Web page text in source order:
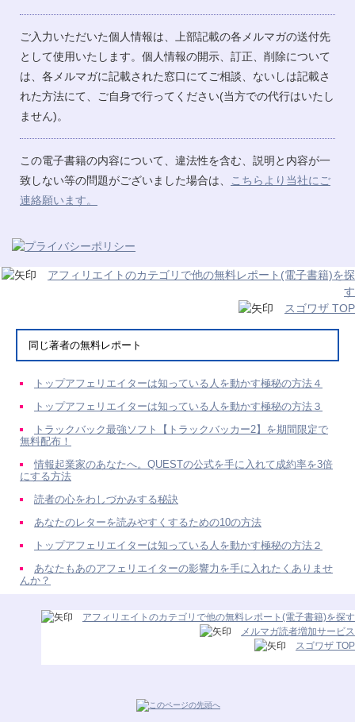
ご入力いただいた個人情報は、上部記載の各メルマガの送付先
として使用いたします。個人情報の開示、訂正、削除について
は、各メルマガに記載された窓口にてご相談、ないしは記載さ
れた方法にて、ご自身で行ってください(当方での代行はいたし
ません)。
この電子書籍の内容について、違法性を含む、説明と内容が一
致しない等の問題がございました場合は、
こちらより当社にご
連絡願います。
アフィリエイトのカテゴリで他の無料レポート(電子書籍)を探
す
スゴワザ TOP
同じ著者の無料レポート
トップアフェリエイターは知っている人を動かす極秘の方法４
トップアフェリエイターは知っている人を動かす極秘の方法３
トラックバック最強ソフト【トラックバッカー2】を期間限定で
無料配布！
情報起業家のあなたへ。QUESTの公式を手に入れて成約率を3倍
にする方法
読者の心をわしづかみする秘訣
あなたのレターを読みやすくするための10の方法
トップアフェリエイターは知っている人を動かす極秘の方法２
あなたもあのアフェリエイターの影響力を手に入れたくありませ
んか？
アフィリエイトのカテゴリで他の無料レポート(電子書籍)を探す
メルマガ読者増加サービス
スゴワザ TOP